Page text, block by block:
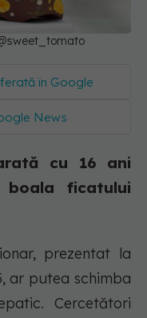
în Google
News
cu 16 ani
ficatului
prezentat la
ar putea schimba
Cercetători